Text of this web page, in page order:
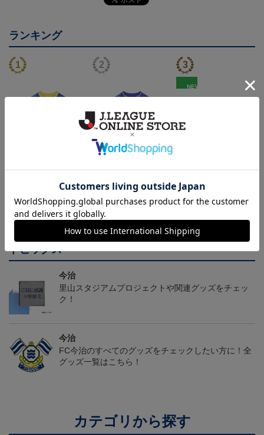
ランキング
17,600円～21,901円
会員特典
ユニフォーム(FP1st)
26,100円～30,400円
会員特典
NEW
オルマフラー
2,500円
トピックス
今治
里山スタジアムプロジェクトや関連グッズをチェッ
ク！
今治
FC今治のすべてのグッズをチェックしたい方に！全
グッズ一覧はこちら！
カテゴリから探す